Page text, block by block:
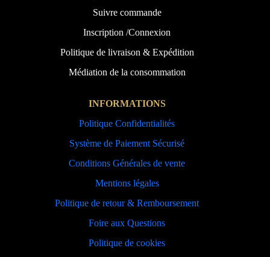
Suivre commande
Inscription /Connexion
Politique de livraison & Expédition
Médiation de la consommation
INFORMATIONS
Politique Confidentialités
Système de Paiement Sécurisé
Conditions Générales de vente
Mentions légales
Politique de retour & Remboursement
Foire aux Questions
Politique de cookies